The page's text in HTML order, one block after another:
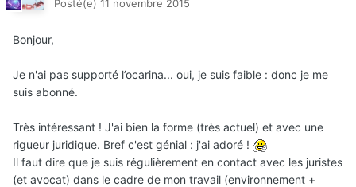
Posté(e) 11 novembre 2015
Bonjour,
Je n'ai pas supporté l’ocarina... oui, je suis faible : donc je me
suis abonné.
Très intéressant ! J'ai bien la forme (très actuel) et avec une
rigueur juridique. Bref c'est génial : j'ai adoré !
Il faut dire que je suis régulièrement en contact avec les juristes
(et avocat) dans le cadre de mon travail (environnement +